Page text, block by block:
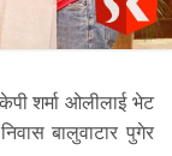
शर्मा ओलीलाई भेट
बालुवाटार पुगेर